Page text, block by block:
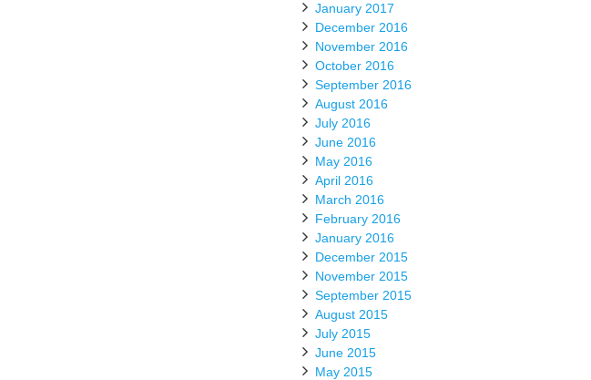
January 2017
December 2016
November 2016
October 2016
September 2016
August 2016
July 2016
June 2016
May 2016
April 2016
March 2016
February 2016
January 2016
December 2015
November 2015
September 2015
August 2015
July 2015
June 2015
May 2015